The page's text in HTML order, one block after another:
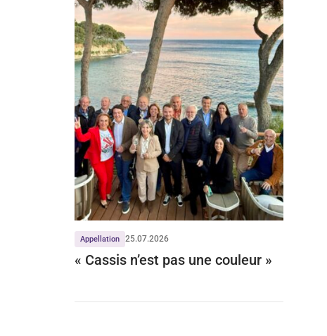
Appellation 25.07.2026
« Cassis n’est pas une couleur »